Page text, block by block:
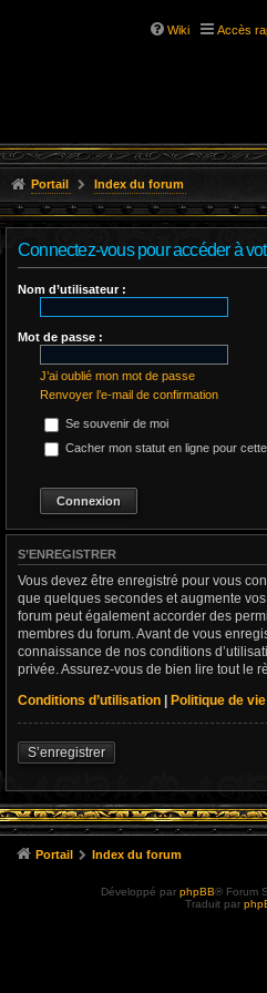
Wiki Accès
Portail Index du forum
Connectez-vous pour accéder à
Nom d’utilisateur :
Mot de passe :
J’ai oublié mon mot de passe
Renvoyer l’e-mail de confirmation
Se souvenir de moi
Cacher mon statut en ligne pour
S’ENREGISTRER
Vous devez être enregistré pour vous
que quelques secondes et augmente
forum peut également accorder des
membres du forum. Avant de vous
connaissance de nos conditions
privée. Assurez-vous de bien lire tout le
Conditions d’utilisation | Politique de
S’enregistrer
Portail Index du forum
Développé par phpBB® Forum
Traduit par